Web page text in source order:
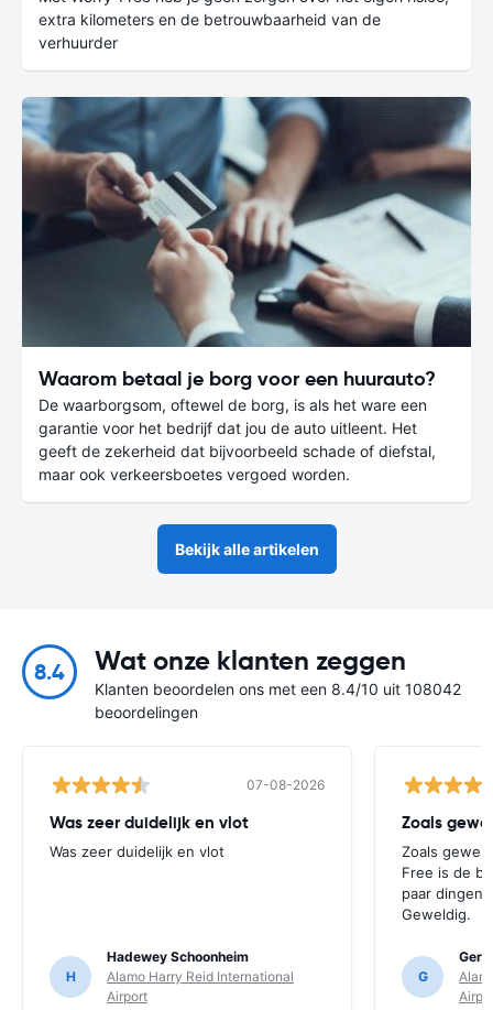
extra kilometers en de betrouwbaarheid van de
verhuurder
Waarom betaal je borg voor een huurauto?
De waarborgsom, oftewel de borg, is als het ware een
garantie voor het bedrijf dat jou de auto uitleent. Het
geeft de zekerheid dat bijvoorbeeld schade of diefstal,
maar ook verkeersboetes vergoed worden.
Bekijk alle artikelen
8.4 Wat onze klanten zeggen
Klanten beoordelen ons met een 8.4/10 uit 108042
beoordelingen
07-08-2026
Was zeer duidelijk en vlot
Was zeer duidelijk en vlot
H
Hadewey Schoonheim
Alamo Harry Reid International
Airport
Zoals
Free is de
paar dingen
Geweldig.
G
Ger